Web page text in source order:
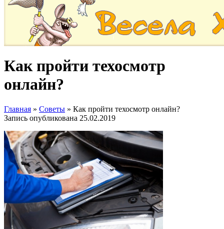
Как пройти техосмотр
онлайн?
Главная » Советы » Как пройти техосмотр онлайн?
Запись опубликована 25.02.2019